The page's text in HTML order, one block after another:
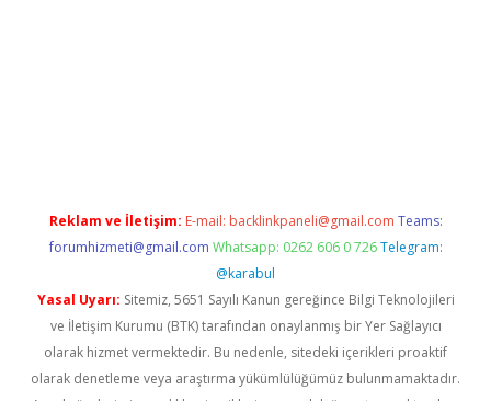
Reklam ve İletişim: E-mail: backlinkpaneli@gmail.com Teams:
forumhizmeti@gmail.com Whatsapp: 0262 606 0 726 Telegram:
@karabul
Yasal Uyarı: Sitemiz, 5651 Sayılı Kanun gereğince Bilgi Teknolojileri
ve İletişim Kurumu (BTK) tarafından onaylanmış bir Yer Sağlayıcı
olarak hizmet vermektedir. Bu nedenle, sitedeki içerikleri proaktif
olarak denetleme veya araştırma yükümlülüğümüz bulunmamaktadır.